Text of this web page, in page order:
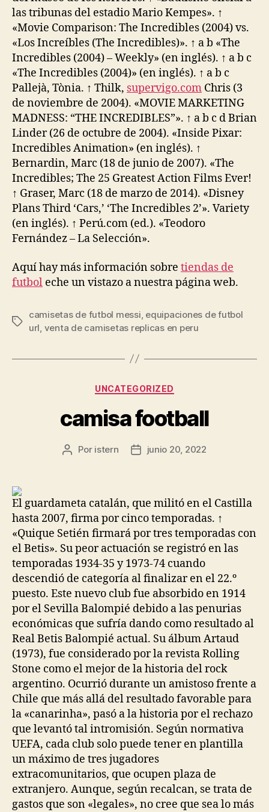
las tribunas del estadio Mario Kempes». ↑
«Movie Comparison: The Incredibles (2004) vs.
«Los Increíbles (The Incredibles)». ↑ a b «The
Incredibles (2004) – Weekly» (en inglés). ↑ a b c
«The Incredibles (2004)» (en inglés). ↑ a b c
Pallejà, Tònia. ↑ Thilk, supervigo.com Chris (3
de noviembre de 2004). «MOVIE MARKETING
MADNESS: “THE INCREDIBLES”». ↑ a b c d Brian
Linder (26 de octubre de 2004). «Inside Pixar:
Incredibles Animation» (en inglés). ↑
Bernardin, Marc (18 de junio de 2007). «The
Incredibles; The 25 Greatest Action Films Ever!
↑ Graser, Marc (18 de marzo de 2014). «Disney
Plans Third ‘Cars,’ ‘The Incredibles 2’». Variety
(en inglés). ↑ Perú.com (ed.). «Teodoro
Fernández – La Selección».
Aquí hay más información sobre tiendas de
futbol eche un vistazo a nuestra página web.
Etiquetas
camisetas de futbol messi equipaciones de futbol
url venta de camisetas replicas en peru
Categorías
UNCATEGORIZED
camisa football
Autor
Por istern
Fechajunio 20, 2022
El guardameta catalán, que militó en el Castilla
hasta 2007, firma por cinco temporadas. ↑
«Quique Setién firmará por tres temporadas con
el Betis». Su peor actuación se registró en las
temporadas 1934-35 y 1973-74 cuando
descendió de categoría al finalizar en el 22.º
puesto. Este nuevo club fue absorbido en 1914
por el Sevilla Balompié debido a las penurias
económicas que sufría dando como resultado al
Real Betis Balompié actual. Su álbum Artaud
(1973), fue considerado por la revista Rolling
Stone como el mejor de la historia del rock
argentino. Ocurrió durante un amistoso frente a
Chile que más allá del resultado favorable para
la «canarinha», pasó a la historia por el rechazo
que levantó tal intromisión. Según normativa
UEFA, cada club solo puede tener en plantilla
un máximo de tres jugadores
extracomunitarios, que ocupen plaza de
extranjero. Aunque, según recalcan, se trata de
gastos que son «legales», no cree que sea lo más